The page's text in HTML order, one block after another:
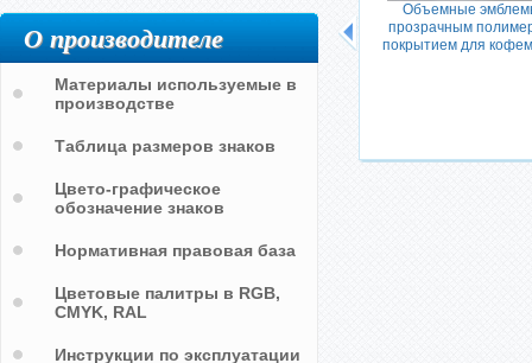
Объемные наклейки в виде
производителей
Объемные
прозрачным
покрытием для
О производителе
Материалы используемые в
производстве
Таблица размеров знаков
Цвето-графическое
обозначение знаков
Нормативная правовая база
Цветовые палитры в RGB,
CMYK, RAL
Инструкции по эксплуатации